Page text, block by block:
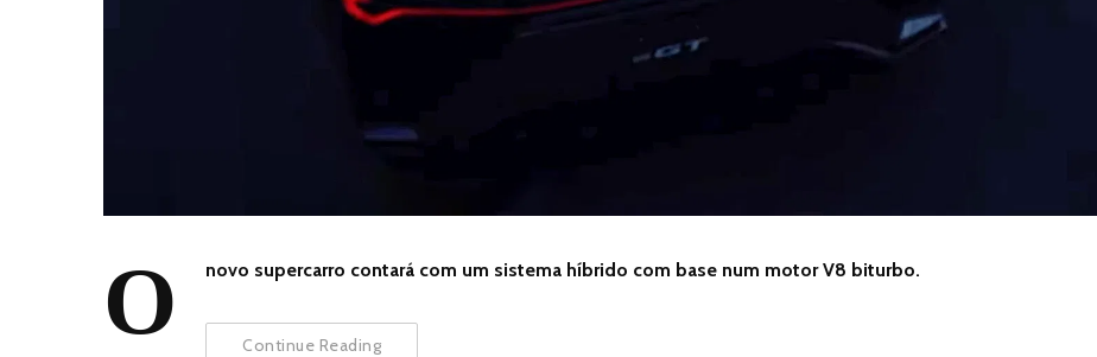
O novo supercarro contará com um sistema híbrido com base num motor V8 biturbo.
Continue Reading